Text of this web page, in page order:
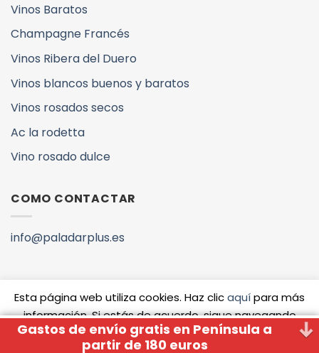
Vinos Baratos
Champagne Francés
Vinos Ribera del Duero
Vinos blancos buenos y baratos
Vinos rosados secos
Ac la rodetta
Vino rosado dulce
COMO CONTACTAR
info@paladarplus.es
QUIENES SOMOS VINOS Y DENOMINACIONES
Copyright 2026 ©
www.paladarplus.es
Esta página web utiliza cookies. Haz clicaquípara más
información. Si estás de acuerdo, sigue navegando
Aceptar
Whatsapp
Gastos de envío gratis en Península a
partir de 180 euros